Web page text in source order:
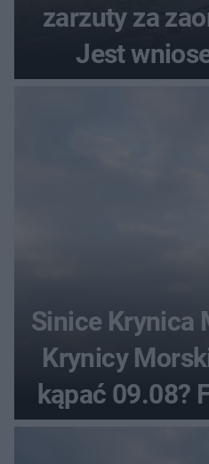
zarzuty za
Jest
Sinice Krynica
Krynicy
kąpać 09.08?